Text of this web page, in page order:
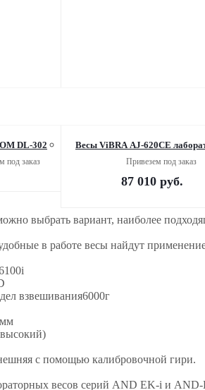
DL-302
под заказ
Весы ViBRA AJ-620CE
Привезем под заказ
87 010руб.
выбрать вариант, наиболее
в работе весы найдут
взвешивания6000г
с помощью калибровочной гири.
весов серий AND EK-i и AND-